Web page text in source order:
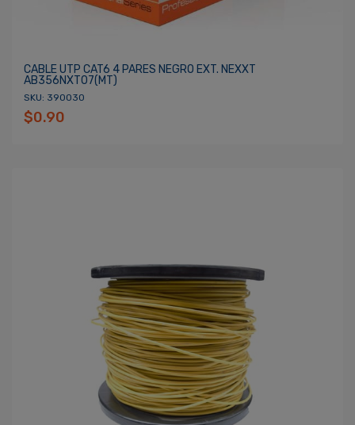
CABLE UTP CAT6 4 PARES NEGRO EXT. NEXXT
AB356NXT07(MT)
SKU: 390030
$0.90